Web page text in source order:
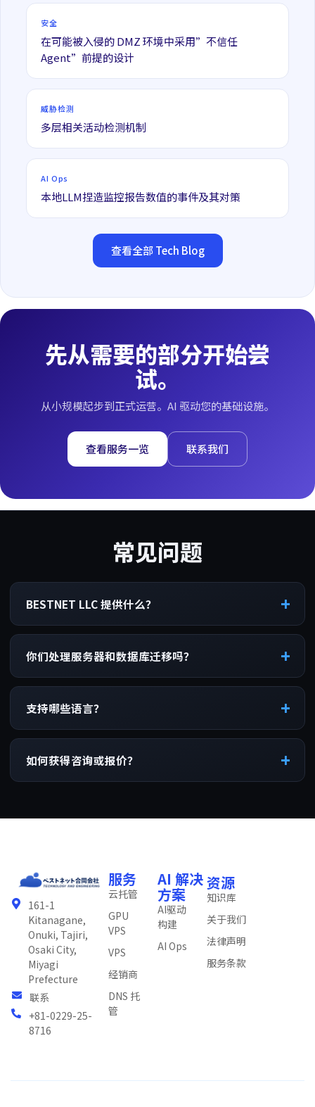
安全
在可能被入侵的 DMZ 环境中采用”不信任
Agent”前提的设计
威胁检测
多层相关活动检测机制
AI Ops
本地LLM捏造监控报告数值的事件及其对策
查看全部 Tech Blog
先从需要的部分开始尝
试。
从小规模起步到正式运营。AI 驱动您的基础设施。
查看服务一览 联系我们
常见问题
BESTNET LLC 提供什么？
你们处理服务器和数据库迁移吗？
支持哪些语言？
如何获得咨询或报价？
161-1
Kitanagane,
Onuki, Tajiri,
Osaki City,
Miyagi
Prefecture
联系
+81-0229-25-
8716
服务
云托管
GPU
VPS
VPS
经销商
DNS 托
管
AI 解决
方案
AI驱动
构建
AI Ops
资源
知识库
关于我们
法律声明
服务条款